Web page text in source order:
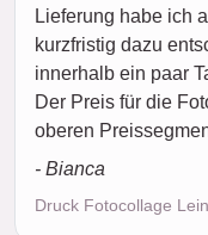
Lieferung habe ich
kurzfristig dazu
innerhalb ein paar
Der Preis für die
oberen
- Bianca
Druck Fotocollage